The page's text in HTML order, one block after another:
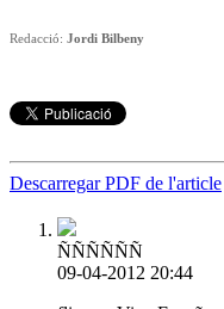
Redacció: Jordi Bilbeny
Descarregar PDF de l'article
ÑÑÑÑÑÑ
09-04-2012 20:44